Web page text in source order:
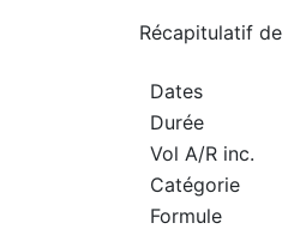
Récapitulatif de
Dates
Durée
Vol A/R inc.
Catégorie
Formule